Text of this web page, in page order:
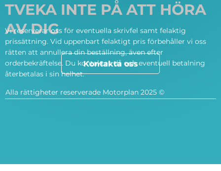
TVEKA INTE PÅ ATT HÖRA
AV DIG
Kontakta oss
Vi reserverar oss för eventuella skrivfel samt felaktig
prissättning. Vid uppenbart felaktigt pris förbehåller vi oss
rätten att annullera din beställning, även efter
orderbekräftelse. Du kontaktas då och eventuell betalning
återbetalas i sin helhet.
Alla rättigheter reserverade Motorplan 2025 ©